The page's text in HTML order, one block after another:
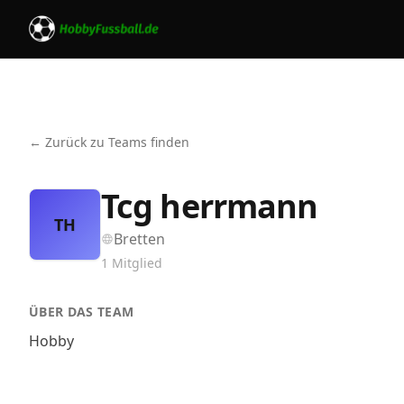
← Zurück zu Teams finden
TH Tcg herrmann
Bretten
1 Mitglied
ÜBER DAS TEAM
Hobby